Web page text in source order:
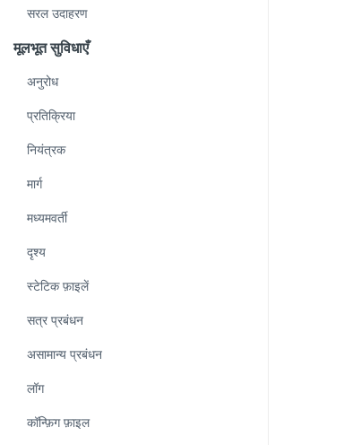
सरल उदाहरण
मूलभूत सुविधाएँ
अनुरोध
प्रतिक्रिया
नियंत्रक
मार्ग
मध्यमवर्ती
दृश्य
स्टेटिक फ़ाइलें
सत्र प्रबंधन
असामान्य प्रबंधन
लॉग
कॉन्फ़िग फ़ाइल